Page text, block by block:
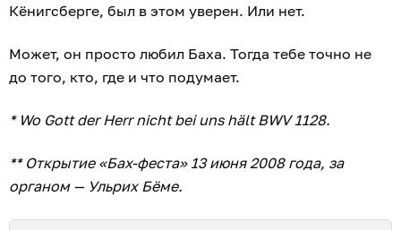
Кёнигсберге, был в этом уверен. Или нет.
Может, он просто любил Баха. Тогда тебе точно не
до того, кто, где и что подумает.
* Wo Gott der Herr nicht bei uns hält BWV 1128.
** Открытие «Бах-феста» 13 июня 2008 года, за
органом — Ульрих Бёме.